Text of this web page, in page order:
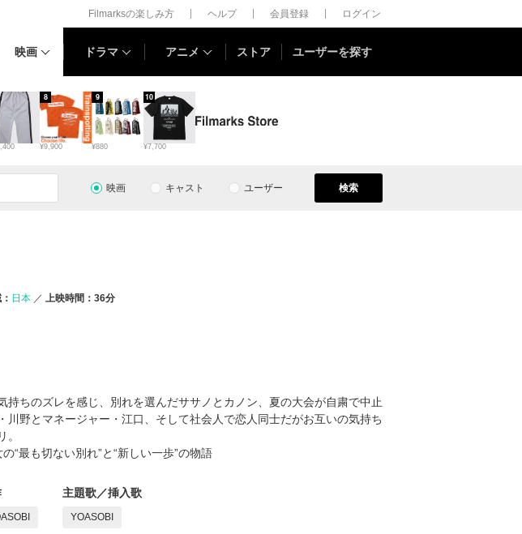
Filmarksの楽しみ方 ヘルプ 会員登録 ログイン
映画 ドラマ アニメ ストア ユーザーを探す
¥9,900
8
¥880
9
¥7,700
10
映画 キャスト ユーザー 検索
日本
上映時間：36分
持ちのズレを感じ、別れを選んだササノとカノン、夏の大会が自粛で中止
川野とマネージャー・江口、そして社会人で恋人同士だがお互いの気持ち
“最も切ない別れ”と“新しい一歩”の物語
主題歌／挿入歌
YOASOBI